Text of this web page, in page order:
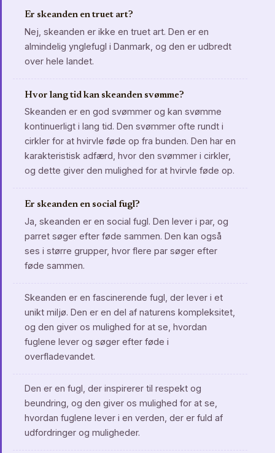
Er skeanden en truet art?
Nej, skeanden er ikke en truet art. Den er en
almindelig ynglefugl i Danmark, og den er udbredt
over hele landet.
Hvor lang tid kan skeanden svømme?
Skeanden er en god svømmer og kan svømme
kontinuerligt i lang tid. Den svømmer ofte rundt i
cirkler for at hvirvle føde op fra bunden. Den har en
karakteristisk adfærd, hvor den svømmer i cirkler,
og dette giver den mulighed for at hvirvle føde op.
Er skeanden en social fugl?
Ja, skeanden er en social fugl. Den lever i par, og
parret søger efter føde sammen. Den kan også
ses i større grupper, hvor flere par søger efter
føde sammen.
Skeanden er en fascinerende fugl, der lever i et
unikt miljø. Den er en del af naturens kompleksitet,
og den giver os mulighed for at se, hvordan
fuglene lever og søger efter føde i
overfladevandet.
Den er en fugl, der inspirerer til respekt og
beundring, og den giver os mulighed for at se,
hvordan fuglene lever i en verden, der er fuld af
udfordringer og muligheder.